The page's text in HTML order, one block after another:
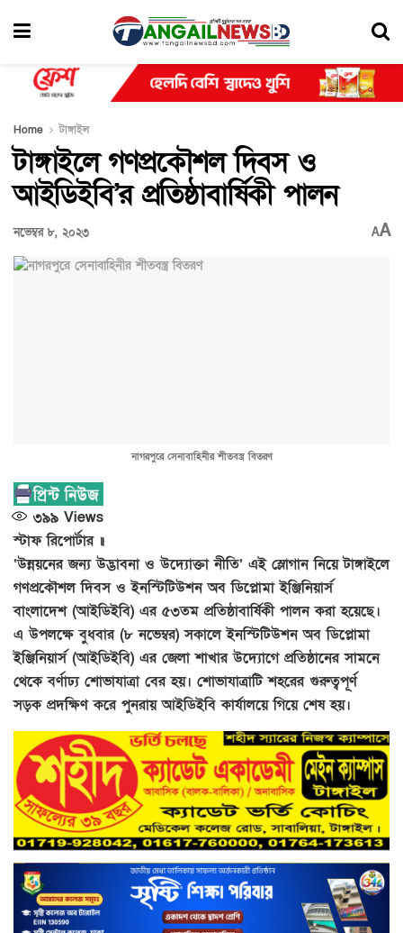
Home টাঙ্গাইল
টাঙ্গাইলে গণপ্রকৌশল দিবস ও
আইডিইবি’র প্রতিষ্ঠাবার্ষিকী পালন
নভেম্বর ৮, ২০২৩ AA
নাগরপুরে সেনাবাহিনীর শীতবস্ত্র বিতরণ
৩৯৯ Views
স্টাফ রিপোর্টার ॥
‘উন্নয়নের জন্য উদ্ভাবনা ও উদ্যোক্তা নীতি’ এই স্লোগান নিয়ে টাঙ্গাইলে
গণপ্রকৌশল দিবস ও ইনস্টিটিউশন অব ডিপ্লোমা ইঞ্জিনিয়ার্স
বাংলাদেশ (আইডিইবি) এর ৫৩তম প্রতিষ্ঠাবার্ষিকী পালন করা হয়েছে।
এ উপলক্ষে বুধবার (৮ নভেম্বর) সকালে ইনস্টিটিউশন অব ডিপ্লোমা
ইঞ্জিনিয়ার্স (আইডিইবি) এর জেলা শাখার উদ্যোগে প্রতিষ্ঠানের সামনে
থেকে বর্ণাঢ্য শোভাযাত্রা বের হয়। শোভাযাত্রাটি শহরের গুরুত্বপূর্ণ
সড়ক প্রদক্ষিণ করে পুনরায় আইডিইবি কার্যালয়ে গিয়ে শেষ হয়।